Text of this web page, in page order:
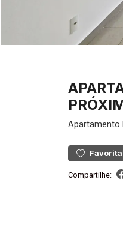
Apartamento
Compartilhe: